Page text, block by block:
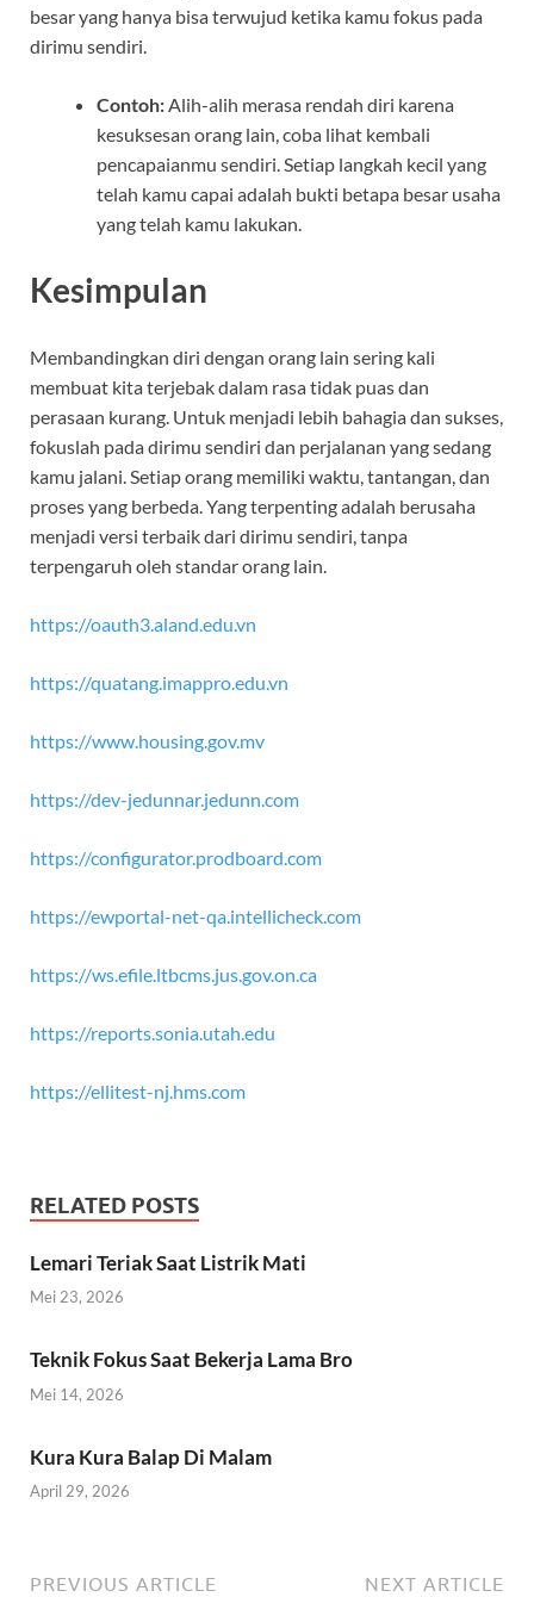
besar yang hanya bisa terwujud ketika kamu fokus pada
dirimu sendiri.
Contoh:Alih-alih merasa rendah diri karena
kesuksesan orang lain, coba lihat kembali
pencapaianmu sendiri. Setiap langkah kecil yang
telah kamu capai adalah bukti betapa besar usaha
yang telah kamu lakukan.
Kesimpulan
Membandingkan diri dengan orang lain sering kali
membuat kita terjebak dalam rasa tidak puas dan
perasaan kurang. Untuk menjadi lebih bahagia dan sukses,
fokuslah pada dirimu sendiri dan perjalanan yang sedang
kamu jalani. Setiap orang memiliki waktu, tantangan, dan
proses yang berbeda. Yang terpenting adalah berusaha
menjadi versi terbaik dari dirimu sendiri, tanpa
terpengaruh oleh standar orang lain.
https://oauth3.aland.edu.vn
https://quatang.imappro.edu.vn
https://www.housing.gov.mv
https://dev-jedunnar.jedunn.com
https://configurator.prodboard.com
https://ewportal-net-qa.intellicheck.com
https://ws.efile.ltbcms.jus.gov.on.ca
https://reports.sonia.utah.edu
https://ellitest-nj.hms.com
RELATED POSTS
Lemari Teriak Saat Listrik Mati
Mei 23, 2026
Teknik Fokus Saat Bekerja Lama Bro
Mei 14, 2026
Kura Kura Balap Di Malam
April 29, 2026
PREVIOUS ARTICLE NEXT ARTICLE